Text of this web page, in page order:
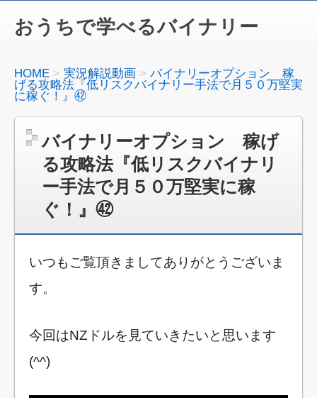
おうちで学べるバイナリー
HOME 実況解説動画
バイナリーオプション 稼
げる攻略法『低リスクバイナリー手法で月５０万堅実
に稼ぐ！』㊷
バイナリーオプション 稼げ
る攻略法『低リスクバイナリ
ー手法で月５０万堅実に稼
ぐ！』㊷
いつもご覧頂きましてありがとうございま
す。
今回はNZドルを見ていきたいと思います
(^^)